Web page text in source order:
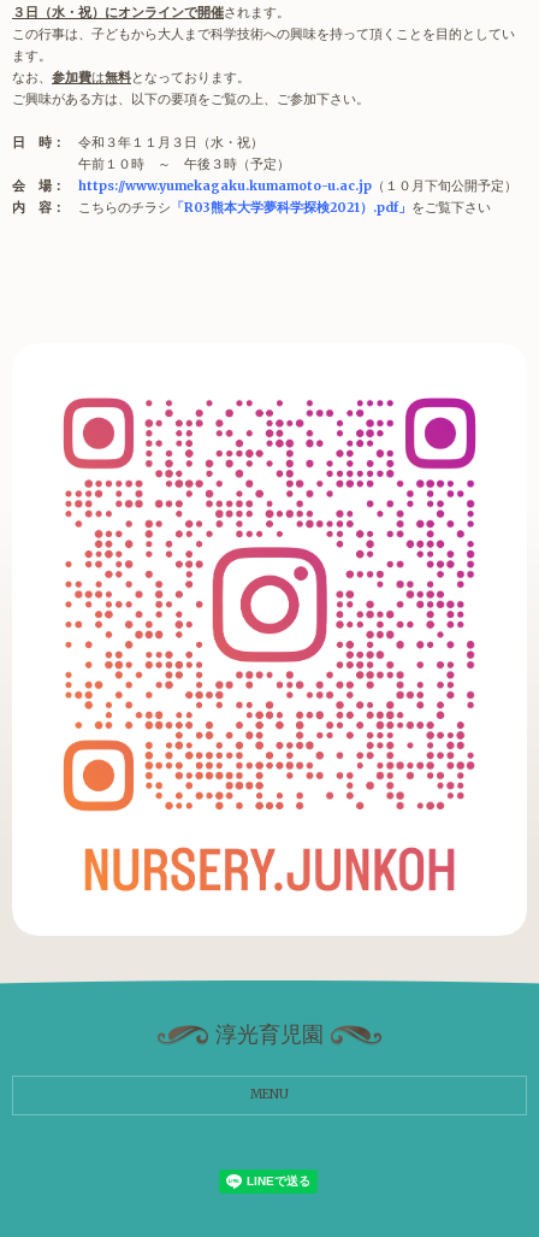
３日（水・祝）にオンラインで開催されます。
この行事は、子どもから大人まで科学技術への興味を持って頂くことを目的としてい
ます。
なお、 参加費は無料となっております。
ご興味がある方は、以下の要項をご覧の上、ご参加下さい。
日 時：
令和３年１１月３日（水・祝）
午前１０時 ～ 午後３時（予定）
会 場：
https://www.yumekagaku.kumamoto-u.ac.jp （１０月下旬公開予定）
内 容：
こちらのチラシ 「R03熊本大学夢科学探検2021）.pdf」 をご覧下さい
淳光育児園
MENU